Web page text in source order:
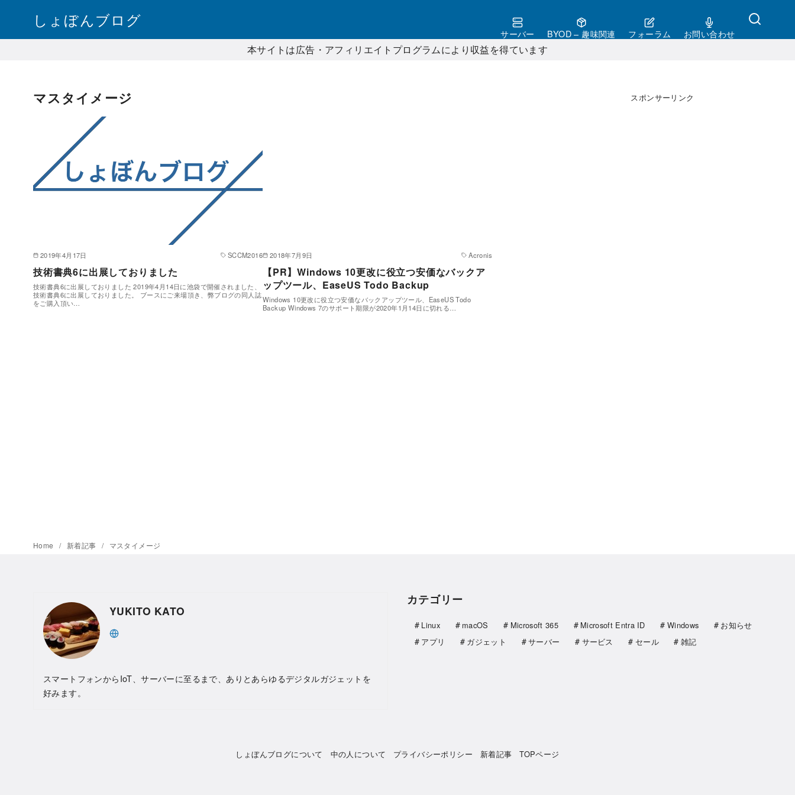
テ
しょぼんブログ
サーバー BYOD – 趣味関連 フォーラム お問い合わせ
本サイトは広告・アフィリエイトプログラムにより収益を得ています
マスタイメージ
2019年4月17日 SCCM2016
技術書典6に出展しておりました
技術書典6に出展しておりました 2019年4月14日に池袋で開催されました、
技術書典6に出展しておりました。 ブースにご来場頂き、弊ブログの同人誌
をご購入頂い…
2018年7月9日 Acronis
【PR】Windows 10更改に役立つ安価なバックア
ップツール、EaseUS Todo Backup
Windows 10更改に役立つ安価なバックアップツール、EaseUS Todo
Backup Windows 7のサポート期限が2020年1月14日に切れる…
スポンサーリンク
Home 新着記事 マスタイメージ
YUKITO KATO
スマートフォンからIoT、サーバーに至るまで、ありとあらゆるデジタルガジェットを
好みます。
カテゴリー
Linux macOS Microsoft 365 Microsoft Entra ID Windows
お知らせ
アプリ
ガジェット サーバー サービス セール 雑記
しょぼんブログについて 中の人について プライバシーポリシー 新着記事 TOPページ